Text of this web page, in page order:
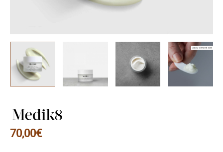
70,00€